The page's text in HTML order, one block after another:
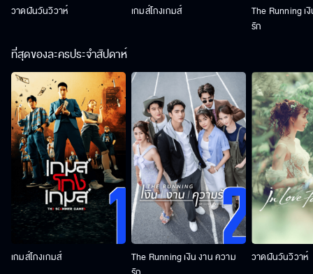
วาดฝันวันวิวาห์ เกมส์โกงเกมส์
The Running เ
รัก
ที่สุดของละครประจำสัปดาห์
เกมส์โกงเกมส์
The Running เงิน งาน ความ
วาดฝันวันวิวาห์